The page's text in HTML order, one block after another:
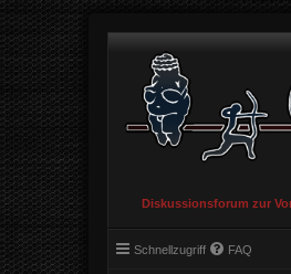
Diskussionsforum zur
Schnellzugriff FAQ